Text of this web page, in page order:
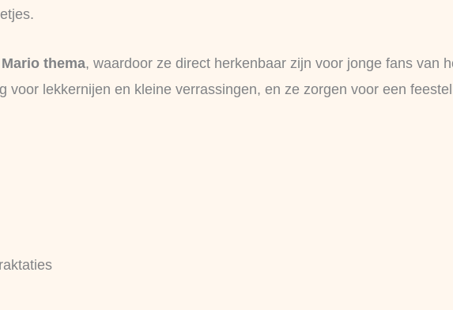
thema, waardoor ze direct herkenbaar zijn voor jonge fans van
voor lekkernijen en kleine verrassingen, en ze zorgen voor een